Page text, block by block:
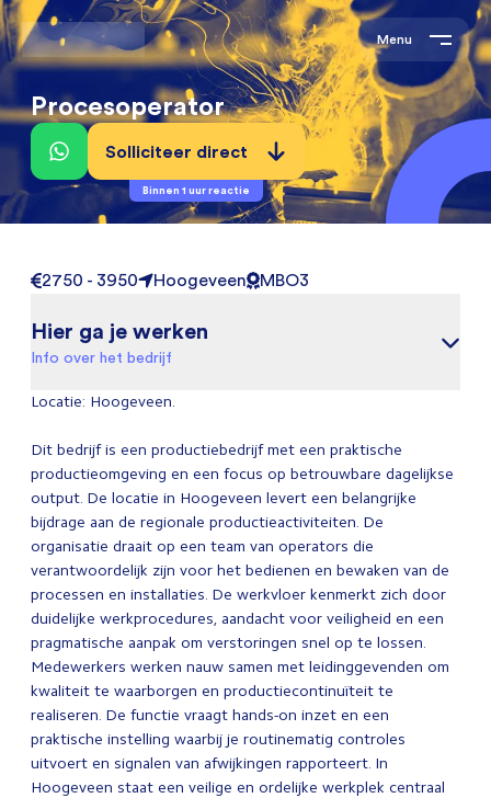
Menu
Procesoperator
Solliciteer direct
Binnen 1 uur reactie
2750 - 3950 Hoogeveen MBO3
Hier ga je werken
Info over het bedrijf
Locatie: Hoogeveen.
Dit bedrijf is een productiebedrijf met een praktische
productieomgeving en een focus op betrouwbare dagelijkse
output. De locatie in Hoogeveen levert een belangrijke
bijdrage aan de regionale productieactiviteiten. De
organisatie draait op een team van operators die
verantwoordelijk zijn voor het bedienen en bewaken van de
processen en installaties. De werkvloer kenmerkt zich door
duidelijke werkprocedures, aandacht voor veiligheid en een
pragmatische aanpak om verstoringen snel op te lossen.
Medewerkers werken nauw samen met leidinggevenden om
kwaliteit te waarborgen en productiecontinuïteit te
realiseren. De functie vraagt hands-on inzet en een
praktische instelling waarbij je routinematig controles
uitvoert en signalen van afwijkingen rapporteert. In
Hoogeveen staat een veilige en ordelijke werkplek centraal